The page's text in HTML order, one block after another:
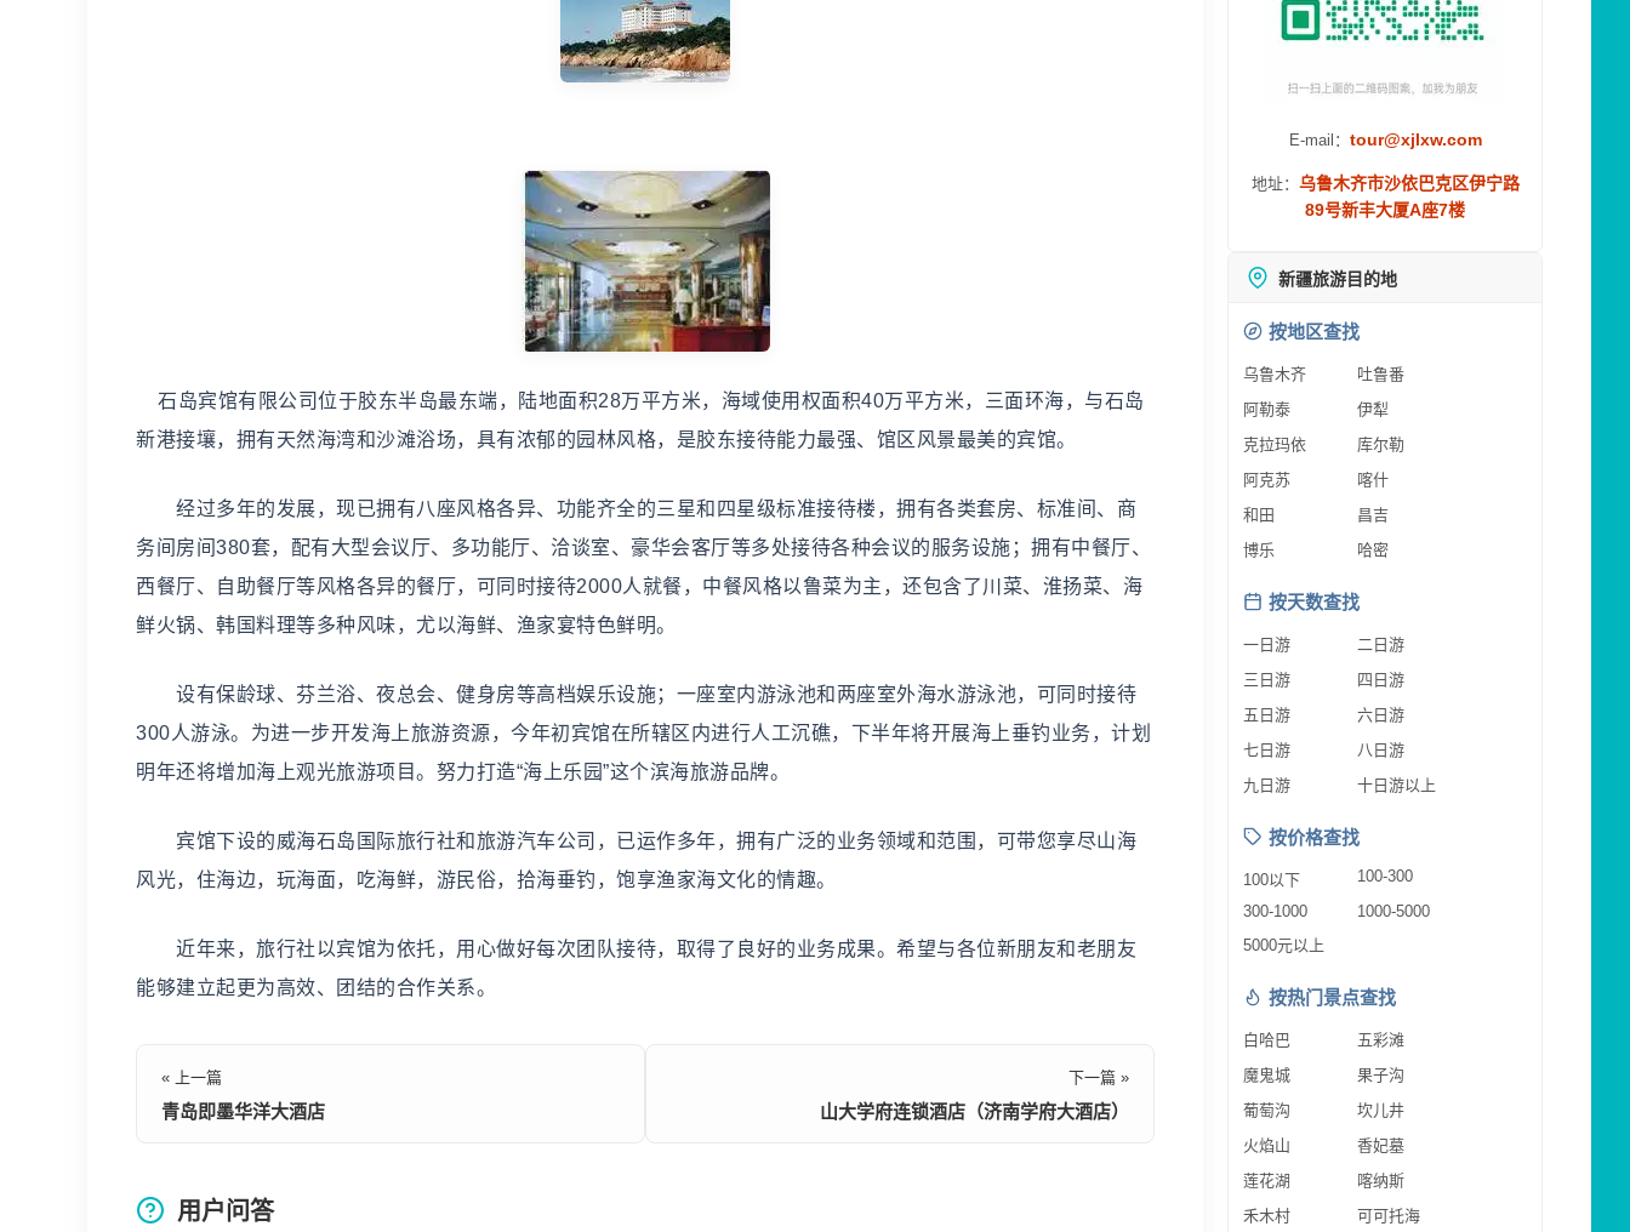
石岛宾馆有限公司位于胶东半岛最东端，陆地面积28万平方米，海域使用权面积40万平方米，三面环海，与石岛
新港接壤，拥有天然海湾和沙滩浴场，具有浓郁的园林风格，是胶东接待能力最强、馆区风景最美的宾馆。
经过多年的发展，现已拥有八座风格各异、功能齐全的三星和四星级标准接待楼，拥有各类套房、标准间、商
务间房间380套，配有大型会议厅、多功能厅、洽谈室、豪华会客厅等多处接待各种会议的服务设施；拥有中餐厅、
西餐厅、自助餐厅等风格各异的餐厅，可同时接待2000人就餐，中餐风格以鲁菜为主，还包含了川菜、淮扬菜、海
鲜火锅、韩国料理等多种风味，尤以海鲜、渔家宴特色鲜明。
设有保龄球、芬兰浴、夜总会、健身房等高档娱乐设施；一座室内游泳池和两座室外海水游泳池，可同时接待
300人游泳。为进一步开发海上旅游资源，今年初宾馆在所辖区内进行人工沉礁，下半年将开展海上垂钓业务，计划
明年还将增加海上观光旅游项目。努力打造“海上乐园”这个滨海旅游品牌。
宾馆下设的威海石岛国际旅行社和旅游汽车公司，已运作多年，拥有广泛的业务领域和范围，可带您享尽山海
风光，住海边，玩海面，吃海鲜，游民俗，拾海垂钓，饱享渔家海文化的情趣。
近年来，旅行社以宾馆为依托，用心做好每次团队接待，取得了良好的业务成果。希望与各位新朋友和老朋友
能够建立起更为高效、团结的合作关系。
« 上一篇
青岛即墨华洋大酒店
下一篇 »
山大学府连锁酒店（济南学府大酒店）
用户问答
E-mail： tour@xjlxw.com
地址： 乌鲁木齐市沙依巴克区伊宁路
89号新丰大厦A座7楼
新疆旅游目的地
按地区查找
乌鲁木齐
吐鲁番
阿勒泰
伊犁
克拉玛依
库尔勒
阿克苏
喀什
和田
昌吉
博乐
哈密
按天数查找
一日游
二日游
三日游
四日游
五日游
六日游
七日游
八日游
九日游
十日游以上
按价格查找
100以下
100-300
300-1000
1000-5000
5000元以上
按热门景点查找
白哈巴
五彩滩
魔鬼城
果子沟
葡萄沟
坎儿井
火焰山
香妃墓
莲花湖
喀纳斯
禾木村
可可托海